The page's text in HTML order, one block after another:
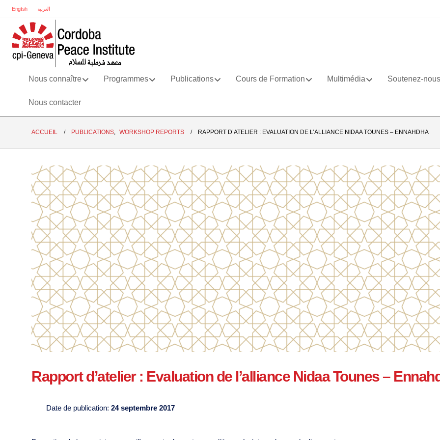
English العربية
Nous connaître Programmes Publications Cours de Formation Multimédia Soutenez-nous
Nous contacter
ACCUEIL PUBLICATIONS WORKSHOP REPORTS RAPPORT D’ATELIER : EVALUATION DE L’ALLIANCE NIDAA TOUNES – ENNAHDHA
Rapport d’atelier : Evaluation de l’alliance Nidaa Tounes –
Date de publication: 24 septembre 2017